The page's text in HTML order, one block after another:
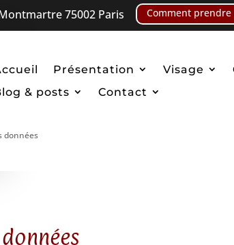
75002 Paris Comment prendre
Présentation Visage
& posts
Contact
données